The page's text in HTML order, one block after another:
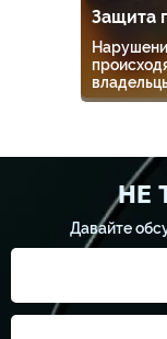
Защита
НЕ
Давайте